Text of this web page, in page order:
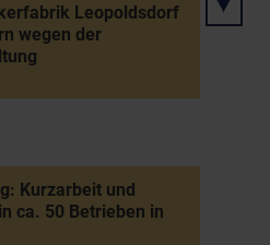
Leopoldsdorf
wegen der
Kurzarbeit und
ca. 50 Betrieben in